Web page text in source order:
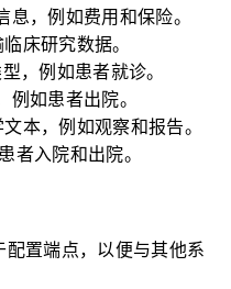
，例如费用和保险。
床研究数据。
，例如患者就诊。
如患者出院。
本，例如观察和报告。
者入院和出院。
置端点，以便与其他系